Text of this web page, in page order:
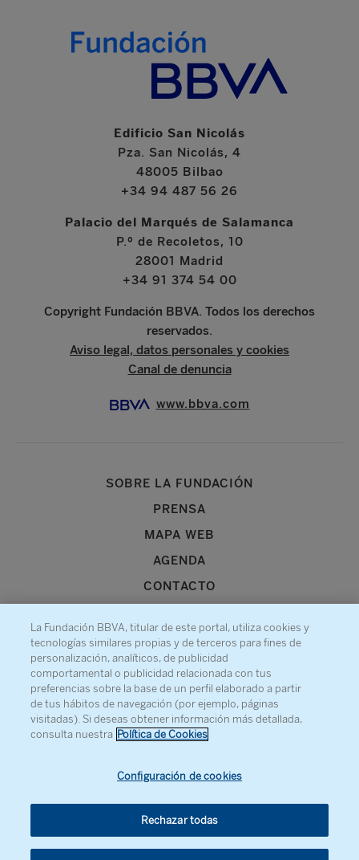
Edificio San Nicolás
Pza. San Nicolás, 4
48005 Bilbao
+34 94 487 56 26
Palacio del Marqués de Salamanca
P.º de Recoletos, 10
28001 Madrid
+34 91 374 54 00
Copyright Fundación BBVA. Todos los derechos
reservados.
Aviso legal, datos personales y cookies
Canal de denuncia
www.bbva.com
SOBRE LA FUNDACIÓN
PRENSA
MAPA WEB
AGENDA
CONTACTO
Recibe información sobre nuestra actividad
La Fundación BBVA, titular de este portal, utiliza cookies y
tecnologías similares propias y de terceros para fines de
personalización, analíticos, de publicidad
comportamental o publicidad relacionada con tus
preferencias sobre la base de un perfil elaborado a partir
de tus hábitos de navegación (por ejemplo, páginas
visitadas). Si deseas obtener información más detallada,
consulta nuestra Política de Cookies
Configuración de cookies
Rechazar todas